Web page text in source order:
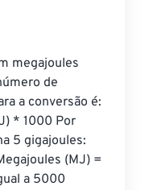
megajoules
de
a conversão é:
* 1000 Por
5 gigajoules:
(MJ) =
a 5000